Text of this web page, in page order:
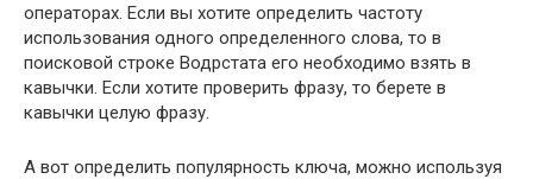
операторах. Если вы хотите определить частоту
использования одного определенного слова, то в
поисковой строке Водрстата его необходимо взять в
кавычки. Если хотите проверить фразу, то берете в
кавычки целую фразу.
А вот определить популярность ключа, можно используя